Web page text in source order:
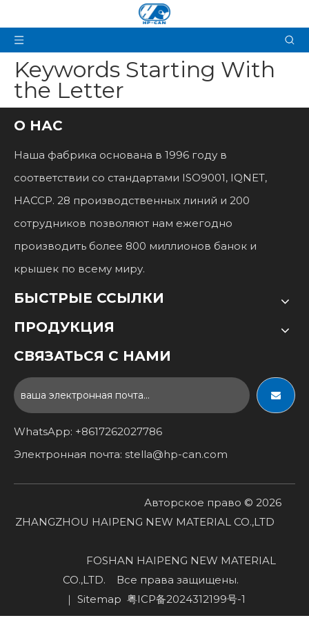
Keywords Starting With
the Letter
О НАС
Наша фабрика основана в 1996 году в
соответствии со стандартами ISO9001, IQNET,
HACCP. 28 производственных линий и 200
сотрудников позволяют нам ежегодно
производить более 800 миллионов банок и
крышек по всему миру.
БЫСТРЫЕ ССЫЛКИ
ПРОДУКЦИЯ
СВЯЗАТЬСЯ С НАМИ
WhatsApp: +8617262027786
Электронная почта: stella@hp-can.com
Авторское право © 2026
ZHANGZHOU HAIPENG NEW MATERIAL CO.,LTD
FOSHAN HAIPENG NEW MATERIAL
CO.,LTD. Все права защищены.
｜ Sitemap 粤ICP备2024312199号-1